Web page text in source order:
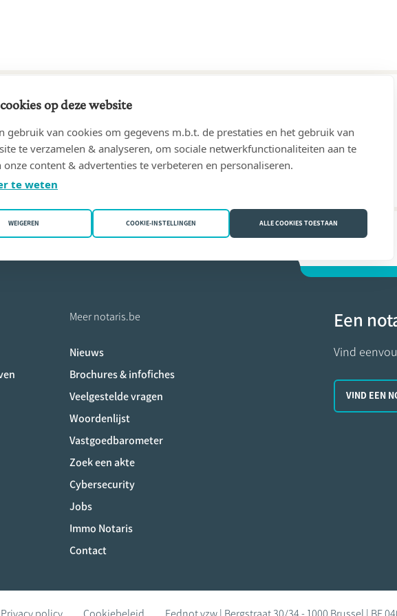
tot 21/06/2010
(5170 Profondeville)
Diricq
Meer notaris.be
Nieuws
Brochures & infofiches
Veelgestelde vragen
Woordenlijst
Vastgoedbarometer
Zoek een akte
Cybersecurity
Jobs
Immo Notaris
Contact
Een
Vind
VIND EEN
op deze website
gebruik van cookies om gegevens m.b.t. de prestaties en het gebruik van
te verzamelen & analyseren, om sociale netwerkfunctionaliteiten aan te
onze content & advertenties te verbeteren en personaliseren.
te weten
WEIGEREN COOKIE-INSTELLINGEN ALLE COOKIES TOESTAAN